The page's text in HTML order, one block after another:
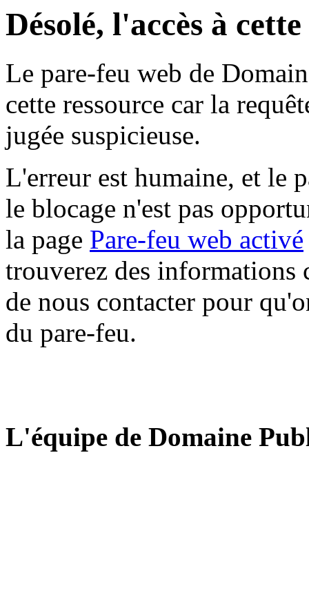
Désolé, l'accès à
Le pare-feu web de
cette ressource car la
jugée suspicieuse.
L'erreur est humaine, et le
le blocage n'est pas
la page Pare-feu web activé
trouverez des informations
de nous contacter pour
du pare-feu.
L'équipe de Domaine